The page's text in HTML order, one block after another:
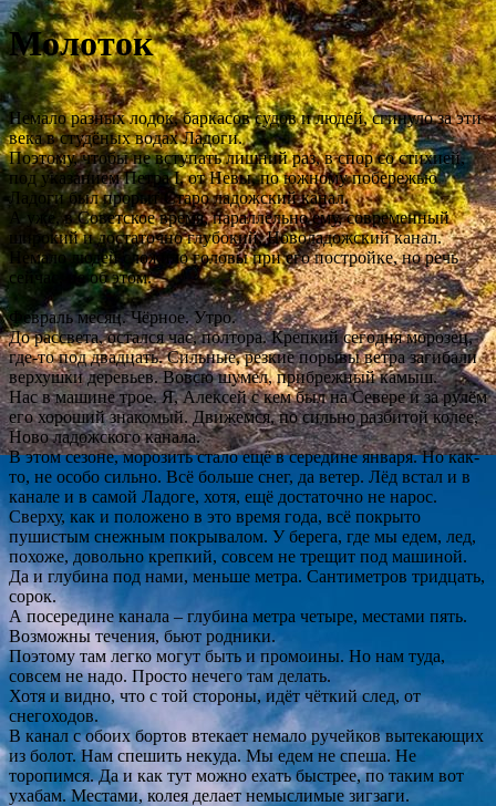
Молоток
Немало разных лодок, баркасов судов и людей, сгинуло за эти
века в студёных водах Ладоги.
Поэтому, чтобы не вступать лишний раз, в спор со стихией,
под указанием Петра I, от Невы, по южному побережью
Ладоги был прорыт Старо ладожский канал.
А уже, в Советское время, параллельно ему, современный
широкий и достаточно глубокий, Новоладожский канал.
Немало людей сложило головы при его постройке, но речь
сейчас, не об этом.
Февраль месяц. Чёрное. Утро.
До рассвета, остался час, полтора. Крепкий сегодня морозец,
где-то под двадцать. Сильные, резкие порывы ветра загибали
верхушки деревьев. Вовсю шумел, прибрежный камыш.
Нас в машине трое. Я, Алексей с кем был на Севере и за рулём
его хороший знакомый. Движемся, по сильно разбитой колее,
Ново ладожского канала.
В этом сезоне, морозить стало ещё в середине января. Но как-
то, не особо сильно. Всё больше снег, да ветер. Лёд встал и в
канале и в самой Ладоге, хотя, ещё достаточно не нарос.
Сверху, как и положено в это время года, всё покрыто
пушистым снежным покрывалом. У берега, где мы едем, лед,
похоже, довольно крепкий, совсем не трещит под машиной.
Да и глубина под нами, меньше метра. Сантиметров тридцать,
сорок.
А посередине канала – глубина метра четыре, местами пять.
Возможны течения, бьют родники.
Поэтому там легко могут быть и промоины. Но нам туда,
совсем не надо. Просто нечего там делать.
Хотя и видно, что с той стороны, идёт чёткий след, от
снегоходов.
В канал с обоих бортов втекает немало ручейков вытекающих
из болот. Нам спешить некуда. Мы едем не спеша. Не
торопимся. Да и как тут можно ехать быстрее, по таким вот
ухабам. Местами, колея делает немыслимые зигзаги.